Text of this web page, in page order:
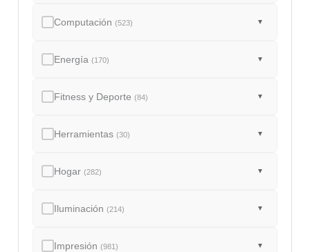
Computación(523) ▼
Energía(170) ▼
Fitness y Deporte(84) ▼
Herramientas(30) ▼
Hogar(282) ▼
Iluminación(214) ▼
Impresión(981) ▼